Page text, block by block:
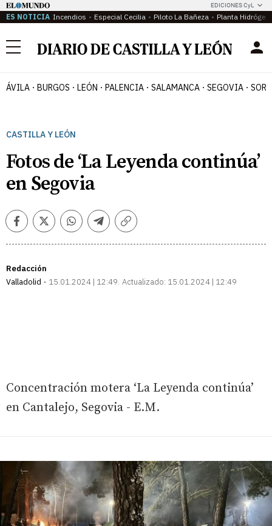
EDICIONES CyL
ES NOTICIA Incendios Especial Cecilia Piloto La Bañeza Planta
Menú
ÁVILA BURGOS LEÓN PALENCIA SALAMANCA SEGOVIA
CASTILLA Y LEÓN
Fotos de ‘La Leyenda continúa’
en Segovia
FacebookTwitterWhatsappTelegramCopiar
Redacción
Valladolid
15.01.2024 | 12:49 Actualizado: 15.01.2024 | 12:49
Concentración motera ‘La Leyenda continúa’
en Cantalejo, Segovia - E.M.